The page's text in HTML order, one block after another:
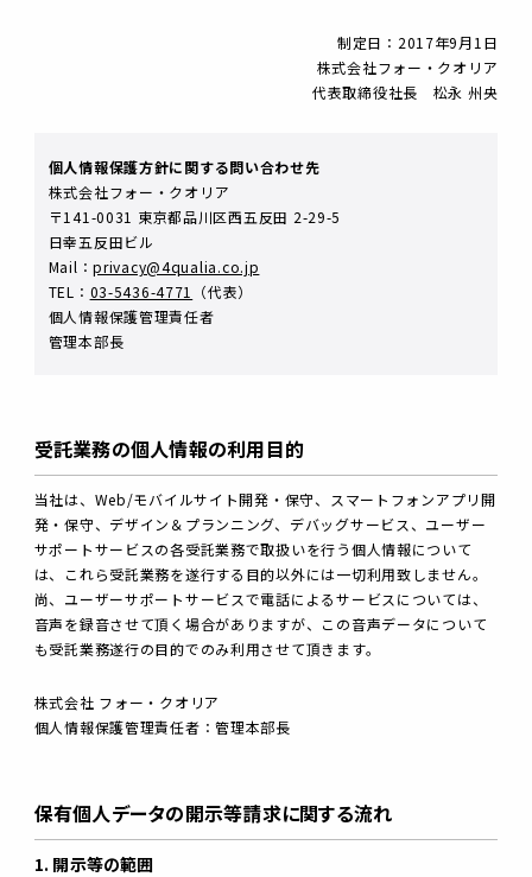
制定日：2017年9月1日
株式会社フォー・クオリア
代表取締役社長 松永 州央
個人情報保護方針に関する問い合わせ先
株式会社フォー・クオリア
〒141-0031 東京都品川区西五反田 2-29-5
日幸五反田ビル
Mail：privacy@4qualia.co.jp
TEL： 03-5436-4771
（代表）
個人情報保護管理責任者
管理本部長
受託業務の個人情報の利用目的
当社は、Web/モバイルサイト開発・保守、スマートフォンアプリ開
発・保守、デザイン＆プランニング、デバッグサービス、ユーザー
サポートサービスの各受託業務で取扱いを行う個人情報について
は、これら受託業務を遂行する目的以外には一切利用致しません。
尚、ユーザーサポートサービスで電話によるサービスについては、
音声を録音させて頂く場合がありますが、この音声データについて
も受託業務遂行の目的でのみ利用させて頂きます。
株式会社 フォー・クオリア
個人情報保護管理責任者：管理本部長
保有個人データの開示等請求に関する流れ
1. 開示等の範囲